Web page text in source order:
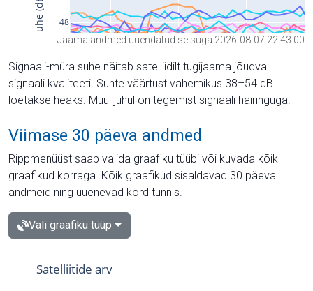
Jaama andmed uuendatud seisuga 2026-08-07 22:43:00
Signaali-müra suhe näitab satelliidilt tugijaama jõudva
signaali kvaliteeti. Suhte väärtust vahemikus 38–54 dB
loetakse heaks. Muul juhul on tegemist signaali häiringuga.
Viimase 30 päeva andmed
Rippmenüüst saab valida graafiku tüübi või kuvada kõik
graafikud korraga. Kõik graafikud sisaldavad 30 päeva
andmeid ning uuenevad kord tunnis.
Vali graafiku tüüp
Satelliitide arv